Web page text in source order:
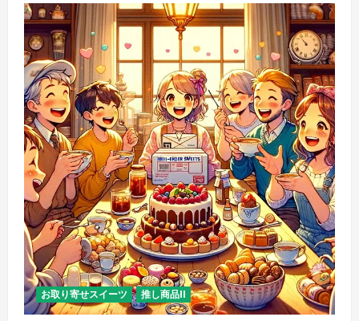
ギ
フ
ト:
愛
と
感
謝
の
絆
を
深
め
る、
特
別
な
一
日–
心
を
込
め
て、
あ
り
が
と
う
お取り寄せスイーツ 推し商品II